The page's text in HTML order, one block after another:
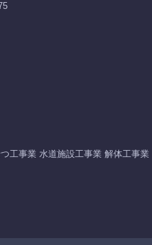
工事業 水道施設工事業 解体工事業